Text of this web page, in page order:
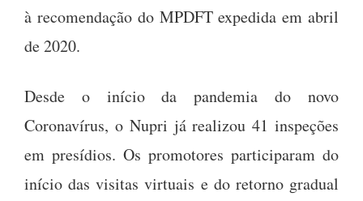
à recomendação do MPDFT expedida em abril
de 2020.
Desde o início da pandemia do novo
Coronavírus, o Nupri já realizou 41 inspeções
em presídios. Os promotores participaram do
início das visitas virtuais e do retorno gradual